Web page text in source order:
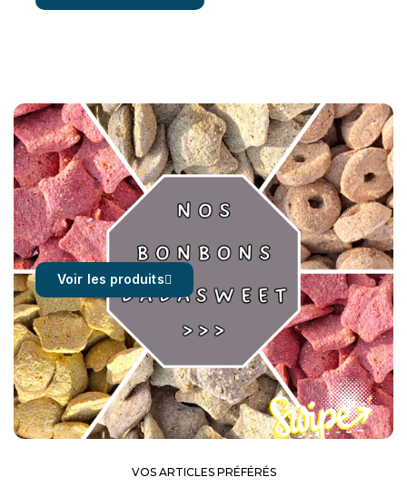
Voir les produits
VOS ARTICLES PRÉFÉRÉS